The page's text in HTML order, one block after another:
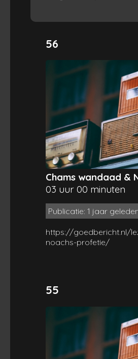
56
Chams wandaad &
03 uur 00 minuten
Publicatie: 1 jaar
https://goedbericht.nl/
noachs-profetie/
55